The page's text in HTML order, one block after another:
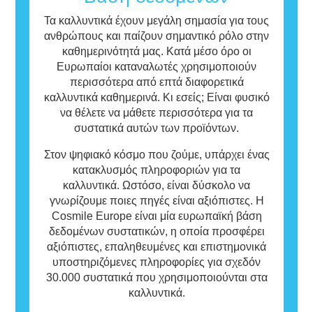
φροντίδας μπορεί να περιέχουν συστατικά
που ενδεχομένως να είναι αλλεργιογόνα για
ορισμένα άτομα.
Αυτό σημαίνει ότι το προϊόν είναι ασφαλές
για χρήση από άλλα άτομα.
Τα καλλυντικά έχουν μεγάλη σημασία για τους
ανθρώπους και παίζουν σημαντικό ρόλο στην
καθημερινότητά μας. Κατά μέσο όρο οι
Ευρωπαίοι καταναλωτές χρησιμοποιούν
περισσότερα από επτά διαφορετικά
καλλυντικά καθημερινά. Κι εσείς; Είναι φυσικό
να θέλετε να μάθετε περισσότερα για τα
συστατικά αυτών των προϊόντων.
Στον ψηφιακό κόσμο που ζούμε, υπάρχει ένας
κατακλυσμός πληροφοριών για τα
καλλυντικά. Ωστόσο, είναι δύσκολο να
γνωρίζουμε ποιες πηγές είναι αξιόπιστες. Η
Cosmile Europe είναι μία ευρωπαϊκή βάση
δεδομένων συστατικών, η οποία προσφέρει
αξιόπιστες, επαληθευμένες και επιστημονικά
υποστηριζόμενες πληροφορίες για σχεδόν
30.000 συστατικά που χρησιμοποιούνται στα
καλλυντικά.